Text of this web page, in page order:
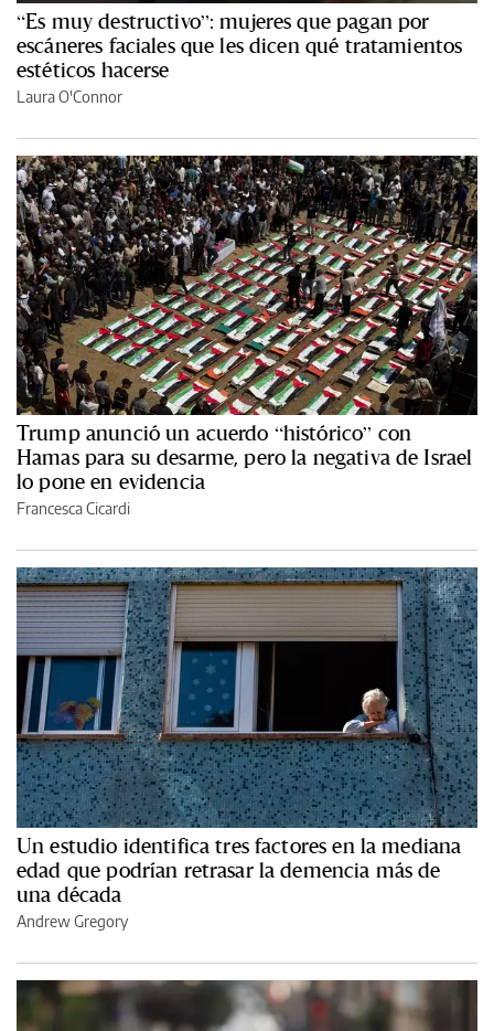
“Es muy destructivo”: mujeres que pagan por
escáneres faciales que les dicen qué tratamientos
estéticos hacerse
Laura O'Connor
Trump anunció un acuerdo “histórico” con
Hamas para su desarme, pero la negativa de Israel
lo pone en evidencia
Francesca Cicardi
Un estudio identifica tres factores en la mediana
edad que podrían retrasar la demencia más de
una década
Andrew Gregory